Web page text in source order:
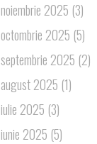
noiembrie 2025 (3)
octombrie 2025 (5)
septembrie 2025 (2)
august 2025 (1)
iulie 2025 (3)
iunie 2025 (5)